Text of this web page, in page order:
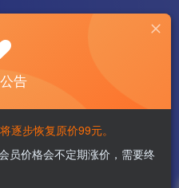
告
逐步恢复原价99元。
员价格会不定期涨价，需要终